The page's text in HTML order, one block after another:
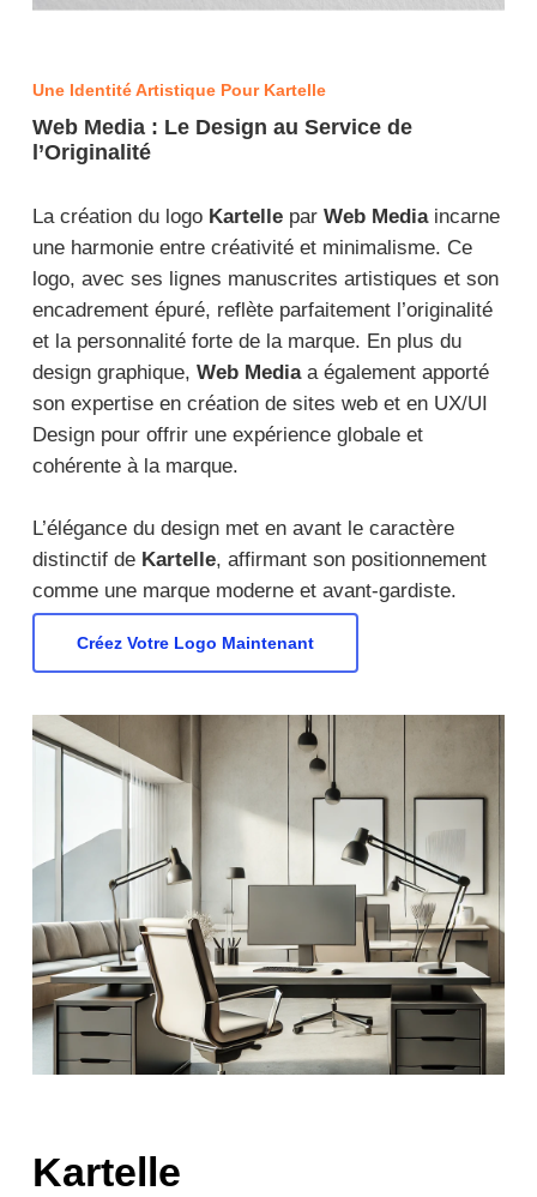
Une Identité Artistique Pour Kartelle
Web Media : Le Design au Service de
l’Originalité
La création du logo Kartellepar Web Mediaincarne
une harmonie entre créativité et minimalisme. Ce
logo, avec ses lignes manuscrites artistiques et son
encadrement épuré, reflète parfaitement l’originalité
et la personnalité forte de la marque. En plus du
design graphique, Web Mediaa également apporté
son expertise en création de sites web et en UX/UI
Design pour offrir une expérience globale et
cohérente à la marque.
L’élégance du design met en avant le caractère
distinctif de Kartelle, affirmant son positionnement
comme une marque moderne et avant-gardiste.
Créez Votre Logo Maintenant
Kartelle